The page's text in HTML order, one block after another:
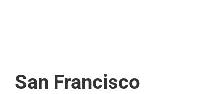
San Francisco